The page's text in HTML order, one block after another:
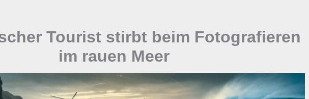
Tourist stirbt beim Fotografieren
im rauen Meer